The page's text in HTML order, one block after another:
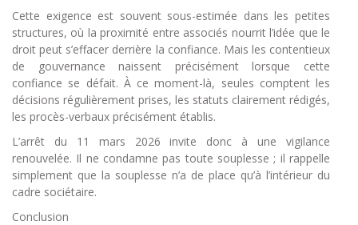
Cette exigence est souvent sous-estimée dans les petites
structures, où la proximité entre associés nourrit l’idée que le
droit peut s’effacer derrière la confiance. Mais les contentieux
de gouvernance naissent précisément lorsque cette
confiance se défait. À ce moment-là, seules comptent les
décisions régulièrement prises, les statuts clairement rédigés,
les procès-verbaux précisément établis.
L’arrêt du 11 mars 2026 invite donc à une vigilance
renouvelée. Il ne condamne pas toute souplesse ; il rappelle
simplement que la souplesse n’a de place qu’à l’intérieur du
cadre sociétaire.
Conclusion